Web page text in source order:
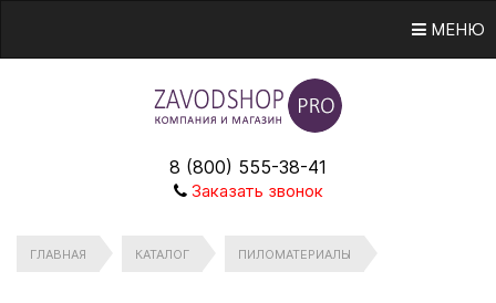
МЕНЮ
8 (800) 555-38-41
Заказать звонок
ГЛАВНАЯ КАТАЛОГ ПИЛОМАТЕРИАЛЫ